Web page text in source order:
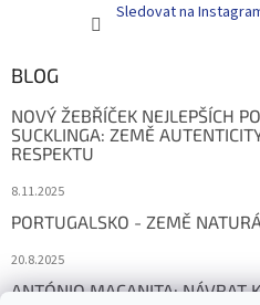
Sledovat na
BLOG
NOVÝ ŽEBŘÍČEK NEJLEPŠÍCH
SUCKLINGA: ZEMĚ
RESPEKTU
8.11.2025
PORTUGALSKO - ZEMĚ
20.8.2025
ANTÓNIO MAÇANITA: NÁVRAT